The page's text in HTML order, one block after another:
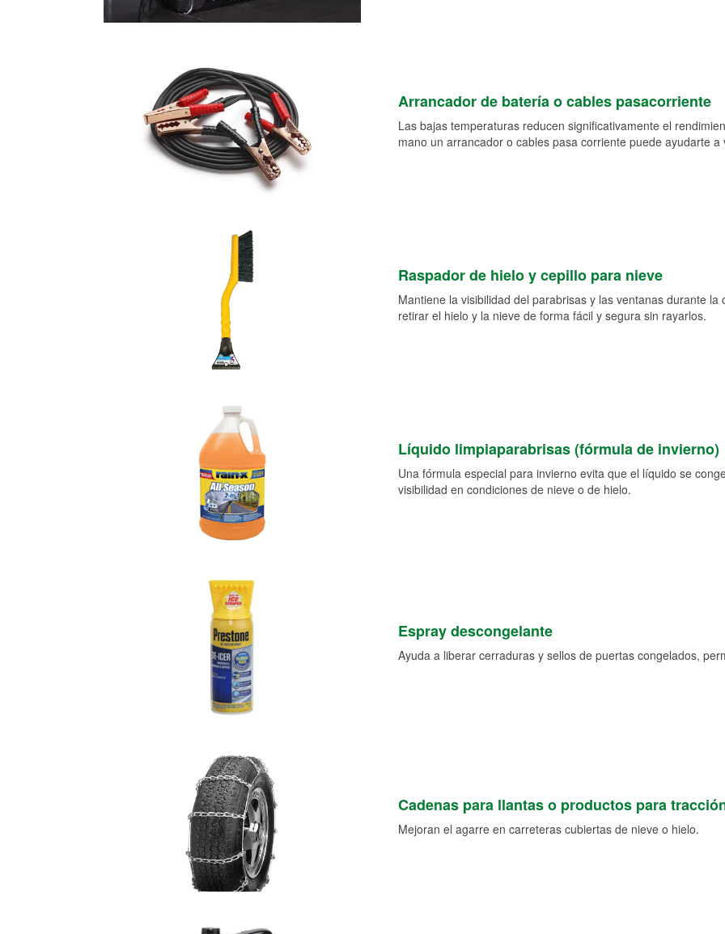
Arrancador de batería o cables pasacorriente
Las bajas temperaturas reducen significativamente el
mano un arrancador o cables pasa corriente puede ayudarte
Raspador de hielo y cepillo para nieve
Mantiene la visibilidad del parabrisas y las ventanas durante
retirar el hielo y la nieve de forma fácil y segura sin rayarlos.
Líquido limpiaparabrisas (fórmula de invierno)
Una fórmula especial para invierno evita que el líquido se
visibilidad en condiciones de nieve o de hielo.
Espray descongelante
Ayuda a liberar cerraduras y sellos de puertas congelados,
Cadenas para llantas o productos para
Mejoran el agarre en carreteras cubiertas de nieve o hielo.